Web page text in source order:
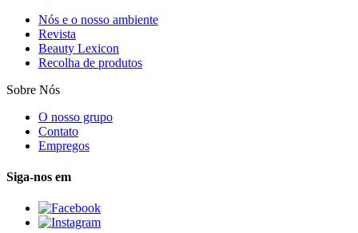
Nós e o nosso ambiente
Revista
Beauty Lexicon
Recolha de produtos
Sobre Nós
O nosso grupo
Contato
Empregos
Siga-nos em